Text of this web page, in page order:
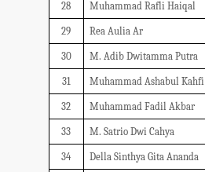
28 Muhammad Rafli Haiqal
29 Rea Aulia Ar
30 M. Adib Dwitamma Putra
31 Muhammad Ashabul Kahfi
32 Muhammad Fadil Akbar
33 M. Satrio Dwi Cahya
34 Della Sinthya Gita Ananda